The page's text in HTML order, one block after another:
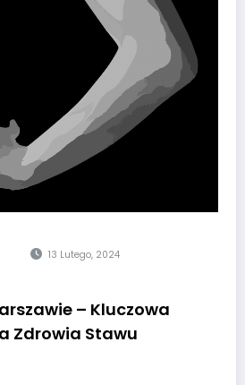
13 Lutego, 2024
– Kluczowa
Zdrowia Stawu